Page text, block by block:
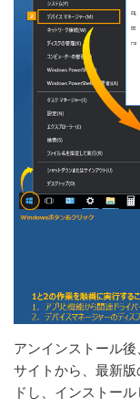
アンインストール
サイトから、最新
ドし、インストール